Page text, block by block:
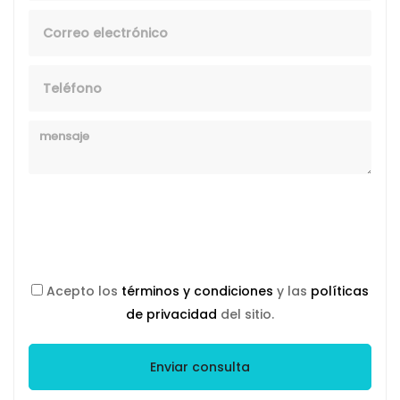
Acepto los términos y condiciones y las políticas
de privacidad del sitio.
Enviar consulta